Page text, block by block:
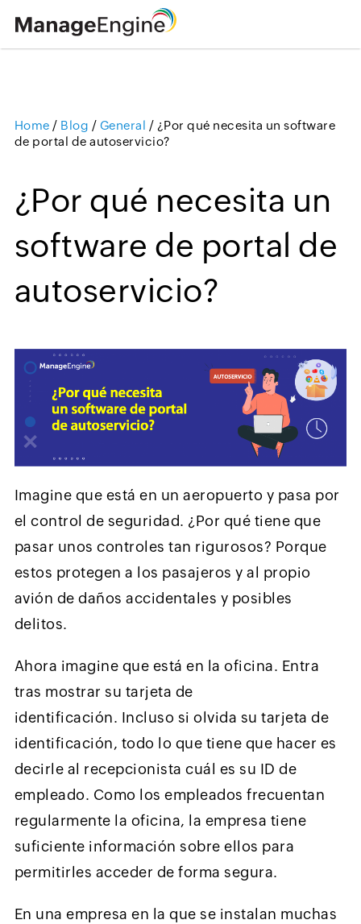
Home / Blog / General / ¿Por qué necesita un software
de portal de autoservicio?
¿Por qué necesita un
software de portal de
autoservicio?
Imagine que está en un aeropuerto y pasa por
el control de seguridad. ¿Por qué tiene que
pasar unos controles tan rigurosos? Porque
estos protegen a los pasajeros y al propio
avión de daños accidentales y posibles
delitos.
Ahora imagine que está en la oficina. Entra
tras mostrar su tarjeta de
identificación. Incluso si olvida su tarjeta de
identificación, todo lo que tiene que hacer es
decirle al recepcionista cuál es su ID de
empleado. Como los empleados frecuentan
regularmente la oficina, la empresa tiene
suficiente información sobre ellos para
permitirles acceder de forma segura.
En una empresa en la que se instalan muchas
Loading ...